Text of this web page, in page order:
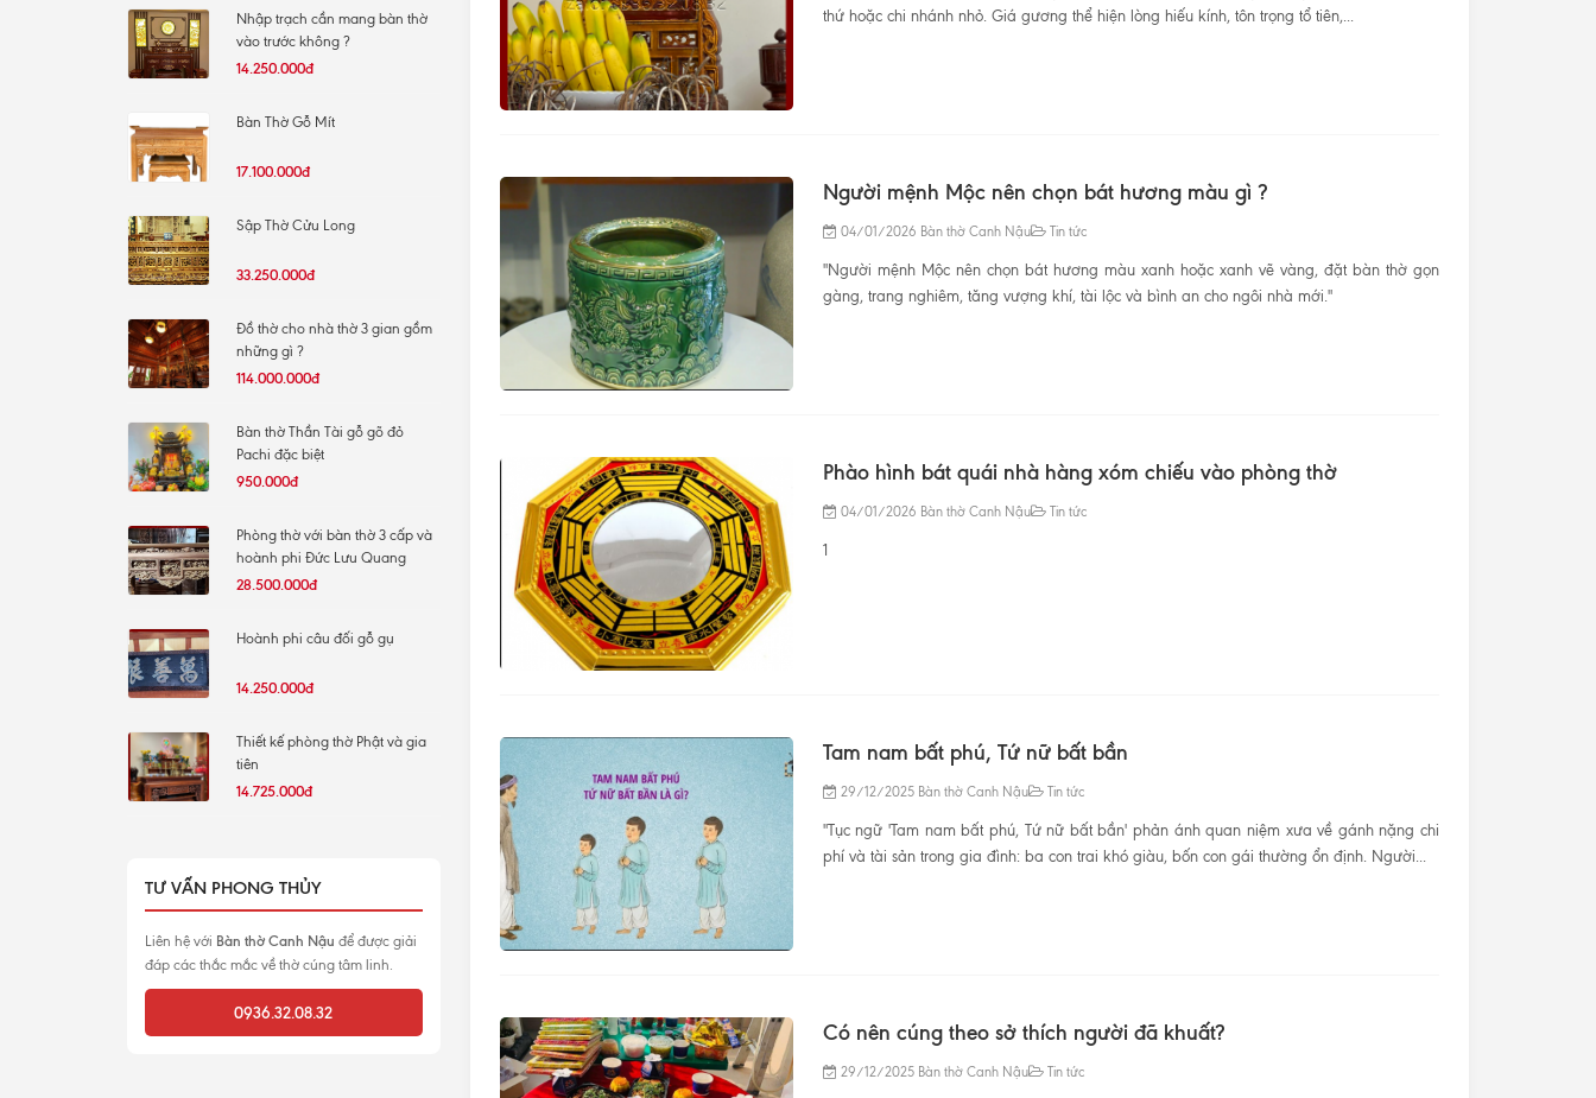
Nhập trạch cần mang bàn thờ
vào trước không ?
14.250.000đ
Bàn Thờ Gỗ Mít
17.100.000đ
Sập Thờ Cửu Long
33.250.000đ
Đồ thờ cho nhà thờ 3 gian gồm
những gì ?
114.000.000đ
Bàn thờ Thần Tài gỗ gõ đỏ
Pachi đặc biệt
950.000đ
Phòng thờ với bàn thờ 3 cấp và
hoành phi Đức Lưu Quang
28.500.000đ
Hoành phi câu đối gỗ gụ
14.250.000đ
Thiết kế phòng thờ Phật và gia
tiên
14.725.000đ
TƯ VẤN PHONG THỦY
Liên hệ với Bàn thờ Canh Nậu để được giải
đáp các thắc mắc về thờ cúng tâm linh.
0936.32.08.32
thứ hoặc chi nhánh nhỏ. Giá gương thể hiện lòng hiếu kính, tôn trọng tổ tiên,...
Người mệnh Mộc nên chọn bát hương màu gì ?
04/01/2026 Bàn thờ Canh Nậu Tin tức
"Người mệnh Mộc nên chọn bát hương màu xanh hoặc xanh vẽ vàng, đặt bàn thờ gọn
gàng, trang nghiêm, tăng vượng khí, tài lộc và bình an cho ngôi nhà mới."
Phào hình bát quái nhà hàng xóm chiếu vào phòng thờ
04/01/2026 Bàn thờ Canh Nậu Tin tức
1
Tam nam bất phú, Tứ nữ bất bần
29/12/2025Bàn thờ Canh Nậu Tin tức
"Tục ngữ 'Tam nam bất phú, Tứ nữ bất bần' phản ánh quan niệm xưa về gánh nặng chi
phí và tài sản trong gia đình: ba con trai khó giàu, bốn con gái thường ổn định. Người...
Có nên cúng theo sở thích người đã khuất?
29/12/2025Bàn thờ Canh Nậu Tin tức